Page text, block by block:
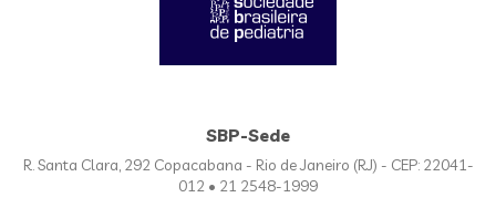
SBP-Sede
R. Santa Clara, 292 Copacabana - Rio de Janeiro (RJ) - CEP: 22041-
012 • 21 2548-1999